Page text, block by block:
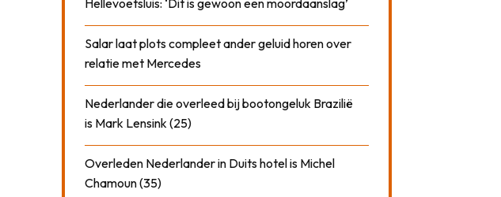
Hellevoetsluis: ‘Dit is gewoon een moordaanslag’
Salar laat plots compleet ander geluid horen over
relatie met Mercedes
Nederlander die overleed bij bootongeluk Brazilië
is Mark Lensink (25)
Overleden Nederlander in Duits hotel is Michel
Chamoun (35)